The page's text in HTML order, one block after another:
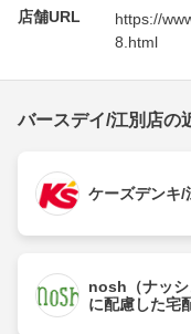
店舗URL
https://
8.html
バースデイ/江別店の
ケーズデンキ/
nosh（ナッシ
に配慮した宅